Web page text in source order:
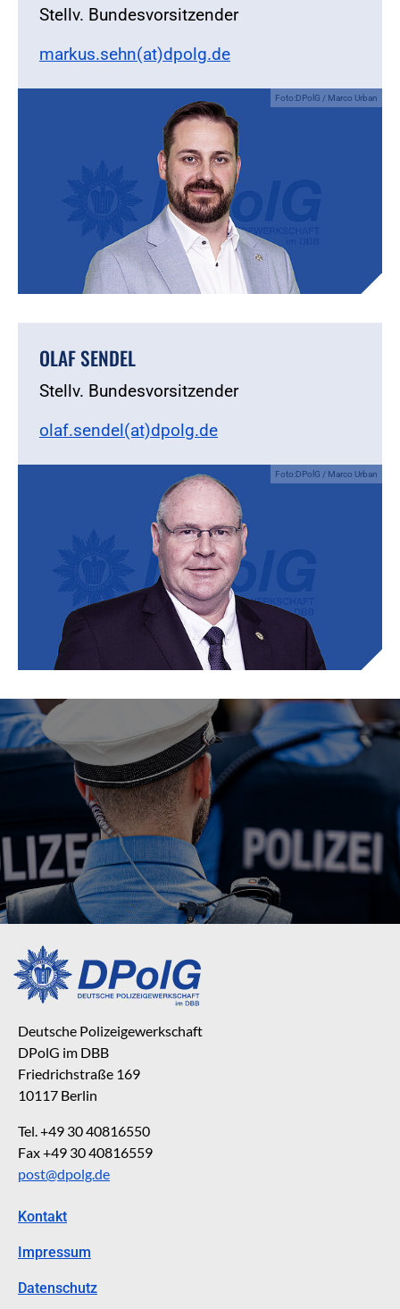
Stellv. Bundesvorsitzender
markus.sehn(at)dpolg.de
Foto:DPolG / Marco Urban
OLAF SENDEL
Stellv. Bundesvorsitzender
olaf.sendel(at)dpolg.de
Foto:DPolG / Marco Urban
Deutsche Polizeigewerkschaft
DPolG im DBB
Friedrichstraße 169
10117 Berlin
Tel. +49 30 40816550
Fax +49 30 40816559
post@dpolg.de
Kontakt
Impressum
Datenschutz